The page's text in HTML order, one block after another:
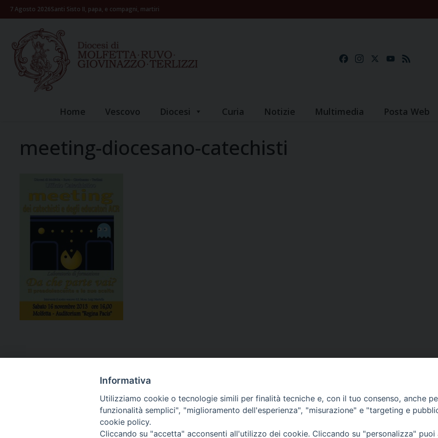
Skip7 Agosto 2026Santi Sisto II, papa, e compagni, martiri
FacebookInstagramYouTube
Home Vescovo Diocesi Curia Notizie Multimedia Posta Web
meeting-diocesano-catechisti
Ufficio Comunicazioni sociali
Informativa
Utilizziamo cookie o tecnologie simili per finalità tecniche e, con il tuo consenso, anche
funzionalità semplici", "miglioramento dell'esperienza", "misurazione" e "targeting e
cookie policy.
Cliccando su "accetta" acconsenti all'utilizzo dei cookie. Cliccando su "personalizza"